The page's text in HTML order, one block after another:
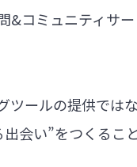
&コミュニティサ
ツールの提供では
会い”をつくるこ